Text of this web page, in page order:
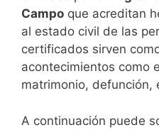
Campo que acreditan
al estado civil de las
certificados sirven
acontecimientos como
matrimonio, defunción,
A continuación puede